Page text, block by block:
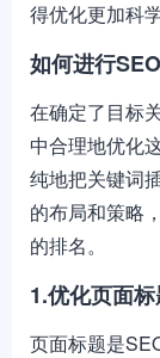
得优化更加科
如何进行
在确定了目标
中合理地优化
纯地把关键词
的布局和策略
的排名。
1.优化页面标
页面标题是